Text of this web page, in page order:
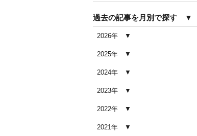
車内クリーニングで失敗する人の
共通点｜やってはいけない5つの判
2026.02.03
車内クリーニング業者の選び方｜
つのポイント
2026.02.02
果を感じない人が見落としている3
過去の記事を月別で探す ▼
2026年
2025年
2024年
2023年
2022年
2021年